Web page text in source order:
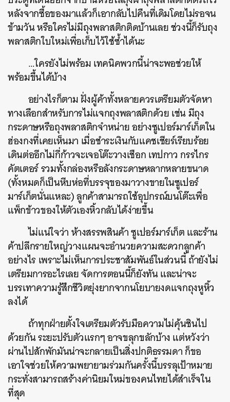
หลังจากซื้อของมาแล้วก็เอากลับไปคืนที่เดิมโดยไม่รอจน
ข้ามวันหรือใครไม่มีถุงพลาสติกติดบ้านเลยช่วงนี้ก็รับถุง
พลาสติกใบใหม่เพื่อเก็บไว้ใช้ซ้ำได้นะ
…ใครยังไม่พร้อมเทคนิคพวกนี้น่าจะพอช่วยให้
พร้อมขึ้นได้บ้าง
อย่างไรก็ตามฝั่งผู้ค้าทั้งหลายควรเตรียมตัวจัดหา
ทางเลือกสำหรับการไม่แจกถุงพลาสติกด้วยเช่นมีถุง
กระดาษหรือถุงพลาสติกจำหน่ายอย่างซูเปอร์มาร์เก็ตใน
ฮ่องกงที่เคยเห็นมา เมื่อชำระเงินกับแคชเชียร์เรียบร้อย
เดินต่ออีกไม่กี่ก้าวจะเจอโต๊ะวางเชือกเทปกาวกรรไกร
คัตเตอร์รวมทั้งกล่องหรือลังกระดาษหลากหลายขนาด
(ทั้งหมดก็เป็นหีบห่อที่บรรจุของมาวางขายในซูเปอร์
มาร์เก็ตนั่นแหละ)ลูกค้าสามารถใช้อุปกรณ์บนโต๊ะเพื่อ
แพ็กข้าวของให้ตัวเองหิ้วกลับได้ง่ายขึ้น
ไม่แน่ใจว่าห้างสรรพสินค้าซูเปอร์มาร์เก็ตและร้าน
ค้าปลีกรายใหญ่วางแผนจะอำนวยความสะดวกลูกค้า
อย่างไรเพราะไม่เห็นการประชาสัมพันธ์ในส่วนนี้ถ้ายังไม่
เตรียมการอะไรเลยจัดการตอนนี้ก็ยังทันและน่าจะ
บรรเทาความรู้สึกชีวิตยุ่งยากจากนโยบายงดแจกถุงหูหิ้ว
ลงได้
ถ้าทุกฝ่ายตั้งใจเตรียมตัวรับมือความไม่คุ้นชินไป
ด้วยกันระยะปรับตัวแรกๆอาจขลุกขลักบ้างแต่หวังว่า
ผ่านไปสักพักมันน่าจะกลายเป็นสิ่งปกติธรรมดาก็ขอ
เอาใจช่วยให้ความพยายามร่วมกันครั้งนี้บรรลุเป้าหมาย
กระทั่งสามารถสร้างค่านิยมใหม่ของคนไทยได้สำเร็จใน
ที่สุด